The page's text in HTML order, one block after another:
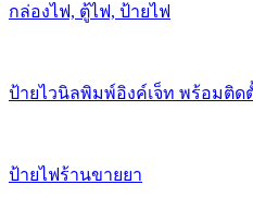
กล่องไฟ, ตู้ไฟ, ป้ายไฟ
ป้ายไวนิลพิมพ์อิงค์เจ็ท พร้อมติด
ป้ายไฟร้านขายยา